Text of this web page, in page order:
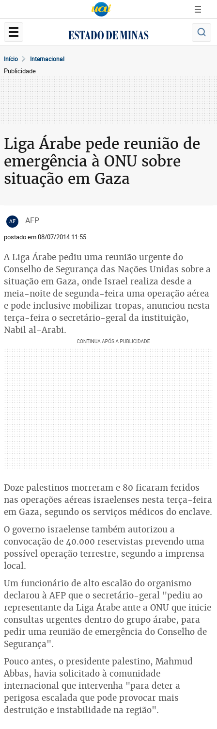
Início Internacional
Publicidade
Liga Árabe pede reunião de
emergência à ONU sobre
situação em Gaza
AF AFP
postado em 08/07/2014 11:55
A Liga Árabe pediu uma reunião urgente do
Conselho de Segurança das Nações Unidas sobre a
situação em Gaza, onde Israel realiza desde a
meia-noite de segunda-feira uma operação aérea
e pode inclusive mobilizar tropas, anunciou nesta
terça-feira o secretário-geral da instituição,
Nabil al-Arabi.
Doze palestinos morreram e 80 ficaram feridos
nas operações aéreas israelenses nesta terça-feira
em Gaza, segundo os serviços médicos do enclave.
O governo israelense também autorizou a
convocação de 40.000 reservistas prevendo uma
possível operação terrestre, segundo a imprensa
local.
Um funcionário de alto escalão do organismo
declarou à AFP que o secretário-geral "pediu ao
representante da Liga Árabe ante a ONU que inicie
consultas urgentes dentro do grupo árabe, para
pedir uma reunião de emergência do Conselho de
Segurança".
Pouco antes, o presidente palestino, Mahmud
Abbas, havia solicitado à comunidade
internacional que intervenha "para deter a
perigosa escalada que pode provocar mais
destruição e instabilidade na região".